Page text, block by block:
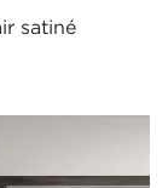
satiné